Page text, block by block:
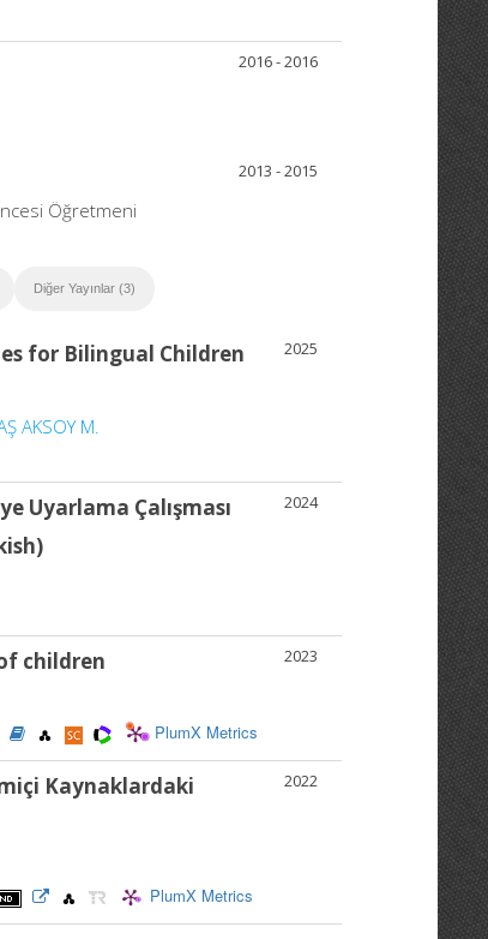
2016 - 2016
2013 - 2015
Öğretmeni
Diğer Yayınlar (3)
2025
for Bilingual Children
AKSOY M.
2024
Uyarlama Çalışması
2023
children
PlumX Metrics
2022
Kaynaklardaki
PlumX Metrics